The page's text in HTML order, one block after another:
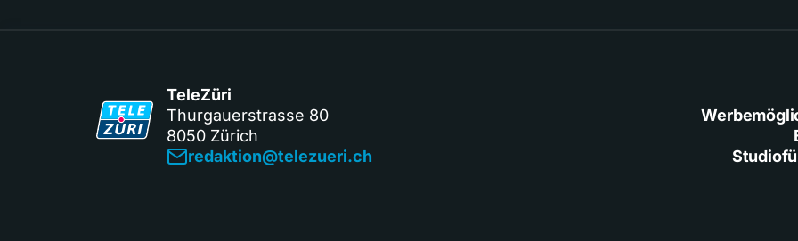
TeleZüri
Thurgauerstrasse 80
8050 Zürich
redaktion@telezueri.ch